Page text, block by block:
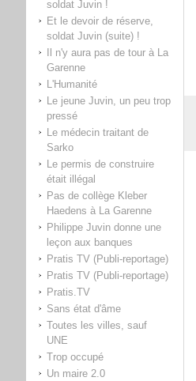
soldat Juvin !
Et le devoir de réserve,
soldat Juvin (suite) !
Il n'y aura pas de tour à La
Garenne
L'Humanité
Le jeune Juvin, un peu trop
pressé
Le médecin traitant de
Sarko
Le permis de construire
était illégal
Pas de collège Kleber
Haedens à La Garenne
Philippe Juvin donne une
leçon aux banques
Pratis TV (Publi-reportage)
Pratis TV (Publi-reportage)
Pratis.TV
Sans état d'âme
Toutes les villes, sauf
UNE
Trop occupé
Un maire 2.0